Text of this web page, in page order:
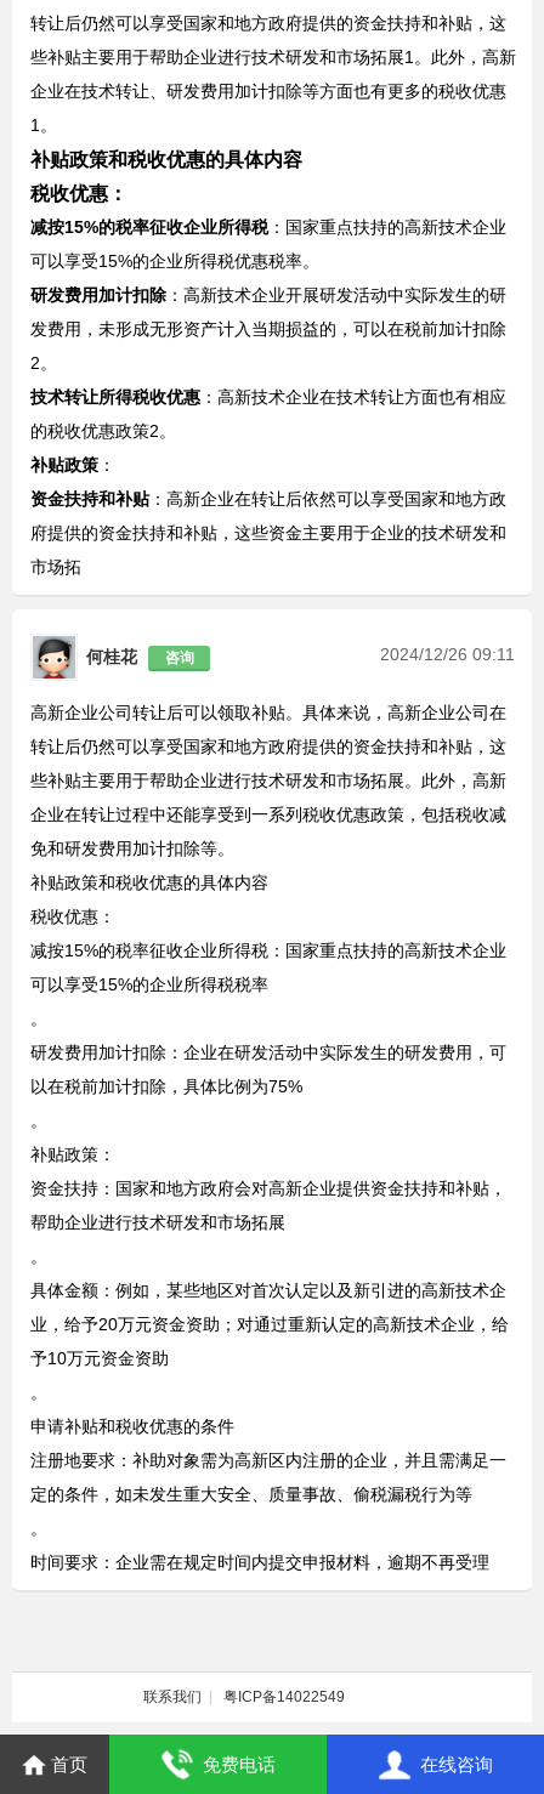
转让后仍然可以享受国家和地方政府提供的资金扶持和补贴，这
些补贴主要用于帮助企业进行技术研发和市场拓展‌1 。此外，高新
企业在技术转让、研发费用加计扣除等方面也有更多的税收优惠
1。
补贴政策和税收优惠的具体内容
税收优惠 ‌：
减按15%的税率征收企业所得税‌：国家重点扶持的高新技术企业
可以享受15%的企业所得税优惠税率‌。
研发费用加计扣除 ‌：高新技术企业开展研发活动中实际发生的研
发费用，未形成无形资产计入当期损益的，可以在税前加计扣除‌
2。
技术转让所得税收优惠 ‌：高新技术企业在技术转让方面也有相应
的税收优惠政策‌2。
补贴政策 ‌：
资金扶持和补贴‌：高新企业在转让后依然可以享受国家和地方政
府提供的资金扶持和补贴，这些资金主要用于企业的技术研发和
市场拓
何桂花 咨询 2024/12/26 09:11
‌高新企业公司转让后可以领取补贴‌。具体来说，高新企业公司在
转让后仍然可以享受国家和地方政府提供的资金扶持和补贴，这
些补贴主要用于帮助企业进行技术研发和市场拓展‌。此外，高新
企业在转让过程中还能享受到一系列税收优惠政策，包括税收减
免和研发费用加计扣除等‌。
补贴政策和税收优惠的具体内容
‌税收优惠‌：
‌减按15%的税率征收企业所得税‌：国家重点扶持的高新技术企业
可以享受15%的企业所得税税率‌
。
‌研发费用加计扣除‌：企业在研发活动中实际发生的研发费用，可
以在税前加计扣除，具体比例为75%‌
。
‌补贴政策‌：
‌资金扶持‌：国家和地方政府会对高新企业提供资金扶持和补贴，
帮助企业进行技术研发和市场拓展‌
。
‌具体金额‌：例如，某些地区对首次认定以及新引进的高新技术企
业，给予20万元资金资助；对通过重新认定的高新技术企业，给
予10万元资金资助‌
。
申请补贴和税收优惠的条件
‌注册地要求‌：补助对象需为高新区内注册的企业，并且需满足一
定的条件，如未发生重大安全、质量事故、偷税漏税行为等‌
。
‌时间要求‌：企业需在规定时间内提交申报材料，逾期不再受理‌
首页 免费电话 在线咨询
联系我们 | 粤ICP备14022549